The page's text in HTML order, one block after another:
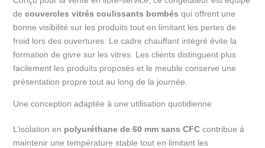
de couvercles vitrés coulissants bombés qui offrent une
bonne visibilité sur les produits tout en limitant les pertes de
froid lors des ouvertures. Le cadre chauffant intégré évite la
formation de givre sur les vitres. Les clients distinguent plus
facilement les produits proposés et le meuble conserve une
présentation propre tout au long de la journée.
Une conception adaptée à une utilisation quotidienne
L’isolation en polyuréthane de 60 mm sans CFCcontribue à
maintenir une température stable tout en limitant les